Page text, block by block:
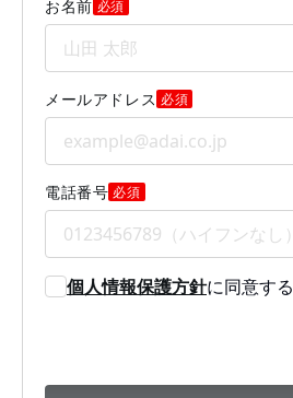
お名前 必須
メールアドレス 必須
電話番号 必須
個人情報保護方針に同意する